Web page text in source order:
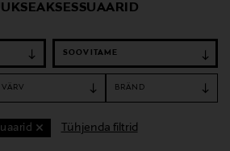
VÄRV BRÄND
Tühjenda filtrid